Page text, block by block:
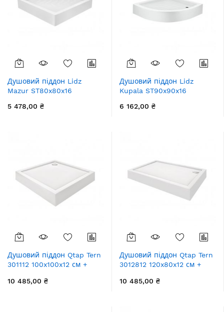
Душовий піддон Lidz
Mazur ST80x80x16
5 478,00 ₴
Душовий піддон Lidz
Kupala ST90x90x16
6 162,00 ₴
Душовий піддон Qtap Tern
301112 100x100x12 см +
10 485,00 ₴
Душовий піддон Qtap Tern
3012812 120x80x12 см +
10 485,00 ₴